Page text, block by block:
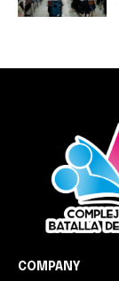
COMPANY